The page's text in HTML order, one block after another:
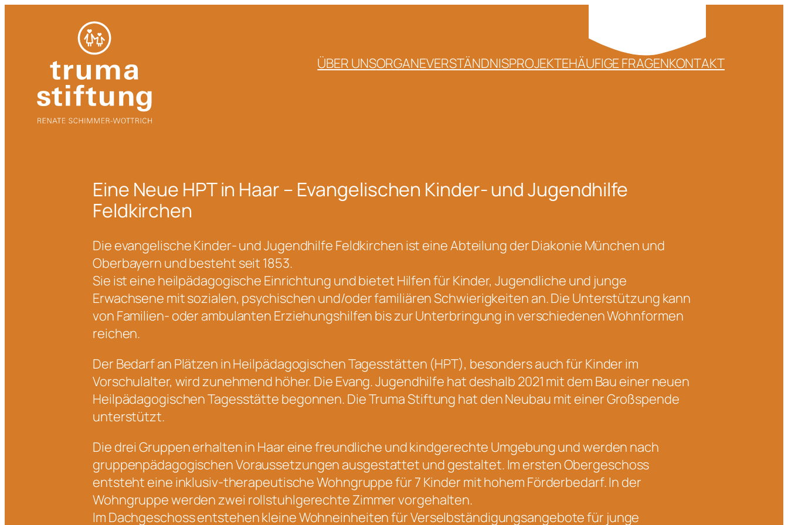
ÜBER UNSORGANEVERSTÄNDNISPROJEKTEHÄUFIGE FRAGENKONTAKT
Eine Neue HPT in Haar – Evangelischen Kinder- und Jugendhilfe
Feldkirchen
Die evangelische Kinder- und Jugendhilfe Feldkirchen ist eine Abteilung der Diakonie München und
Oberbayern und besteht seit 1853.
Sie ist eine heilpädagogische Einrichtung und bietet Hilfen für Kinder, Jugendliche und junge
Erwachsene mit sozialen, psychischen und/oder familiären Schwierigkeiten an. Die Unterstützung kann
von Familien- oder ambulanten Erziehungshilfen bis zur Unterbringung in verschiedenen Wohnformen
reichen.
Der Bedarf an Plätzen in Heilpädagogischen Tagesstätten (HPT), besonders auch für Kinder im
Vorschulalter, wird zunehmend höher. Die Evang. Jugendhilfe hat deshalb 2021 mit dem Bau einer neuen
Heilpädagogischen Tagesstätte begonnen. Die Truma Stiftung hat den Neubau mit einer Großspende
unterstützt.
Die drei Gruppen erhalten in Haar eine freundliche und kindgerechte Umgebung und werden nach
gruppenpädagogischen Voraussetzungen ausgestattet und gestaltet. Im ersten Obergeschoss
entsteht eine inklusiv-therapeutische Wohngruppe für 7 Kinder mit hohem Förderbedarf. In der
Wohngruppe werden zwei rollstuhlgerechte Zimmer vorgehalten.
Im Dachgeschoss entstehen kleine Wohneinheiten für Verselbständigungsangebote für junge